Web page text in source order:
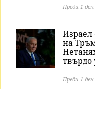
Преди 1 ден
Израел
на
твърдо
Преди 1 ден